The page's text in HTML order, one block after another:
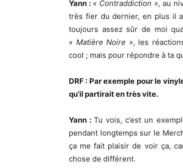
Yann : « Contraddiction », au
très fier du dernier, en plus il
toujours assez sûr de moi
« Matière Noire », les
cool ; mais pour répondre à ta
DRF : Par exemple pour le
qu’il partirait en très vite.
Yann :Tu vois, c’est un
pendant longtemps sur le
ça me fait plaisir de voir ça,
chose de différent.